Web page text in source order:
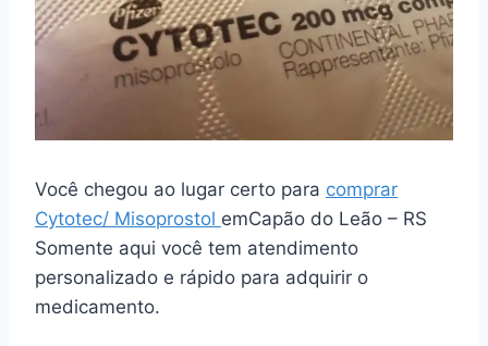
Você chegou ao lugar certo para comprar
Cytotec/ Misoprostol emCapão do Leão – RS
Somente aqui você tem atendimento
personalizado e rápido para adquirir o
medicamento.